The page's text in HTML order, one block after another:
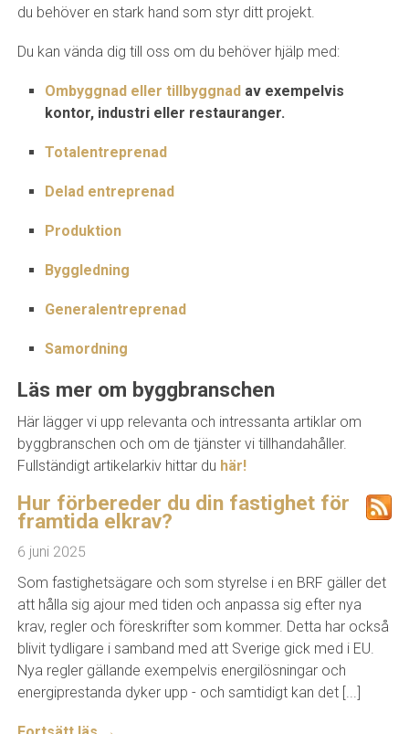
du behöver en stark hand som styr ditt projekt.
Du kan vända dig till oss om du behöver hjälp med:
Ombyggnad eller tillbyggnad av exempelvis
kontor, industri eller restauranger.
Totalentreprenad
Delad entreprenad
Produktion
Byggledning
Generalentreprenad
Samordning
Läs mer om byggbranschen
Här lägger vi upp relevanta och intressanta artiklar om
byggbranschen och om de tjänster vi tillhandahåller.
Fullständigt artikelarkiv hittar du här!
Hur förbereder du din fastighet för
framtida elkrav?
6 juni 2025
Som fastighetsägare och som styrelse i en BRF gäller det
att hålla sig ajour med tiden och anpassa sig efter nya
krav, regler och föreskrifter som kommer. Detta har också
blivit tydligare i samband med att Sverige gick med i EU.
Nya regler gällande exempelvis energilösningar och
energiprestanda dyker upp - och samtidigt kan det [...]